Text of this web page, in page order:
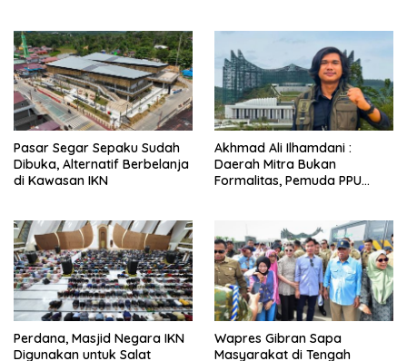
Pasar Segar Sepaku Sudah
Dibuka, Alternatif Berbelanja
di Kawasan IKN
Akhmad Ali Ilhamdani :
Daerah Mitra Bukan
Formalitas, Pemuda PPU
Perdana, Masjid Negara IKN
Digunakan untuk Salat
Wapres Gibran Sapa
Masyarakat di Tengah